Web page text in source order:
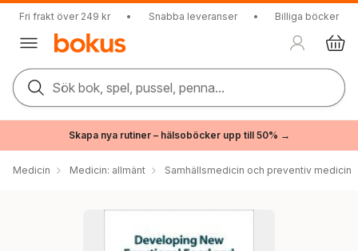
Fri frakt över 249 kr • Snabba leveranser • Billiga böcker
Sök bok, spel, pussel, penna...
Skapa nya rutiner – hälsoböcker upp till 50% →
Medicin Medicin: allmänt Samhällsmedicin och preventiv medicin